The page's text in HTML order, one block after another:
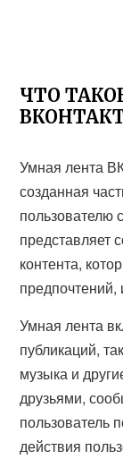
ЧТО
Умная лента
созданная
представляет
контента,
предпочтений,
Умная лента
публикаций,
музыка и
друзьями,
пользователь
действия